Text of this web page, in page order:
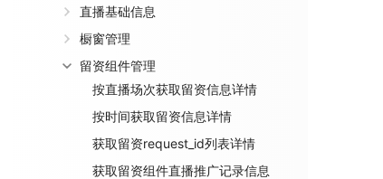
直播基础信息
橱窗管理
留资组件管理
按直播场次获取留资信息详情
按时间获取留资信息详情
获取留资request_id列表详情
获取留资组件直播推广记录信息